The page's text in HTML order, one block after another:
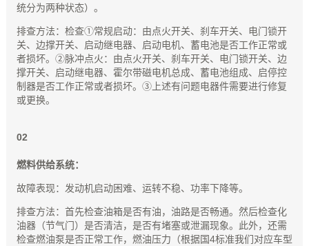
统分为两种状态）。
排查方法：检查①常规启动：由点火开关、刹车开关、电门锁开
关、边撑开关、启动继电器、启动电机、蓄电池是否工作正常或
者损坏。②脉冲点火：由点火开关、刹车开关、电门锁开关、边
撑开关、启动继电器、霍尔带磁电机总成、蓄电池组成、启停控
制器是否工作正常或者损坏。③上述有问题电器件需要进行修复
或更换。
02
燃料供给系统：
故障表现：发动机启动困难、运转不稳、功率下降等。
排查方法：首先检查油箱是否有油，油路是否畅通。然后检查化
油器（节气门）是否清洁，是否有堵塞或泄漏现象。此外，还需
检查燃油泵是否正常工作，燃油压力（根据国4标准我们对应车型